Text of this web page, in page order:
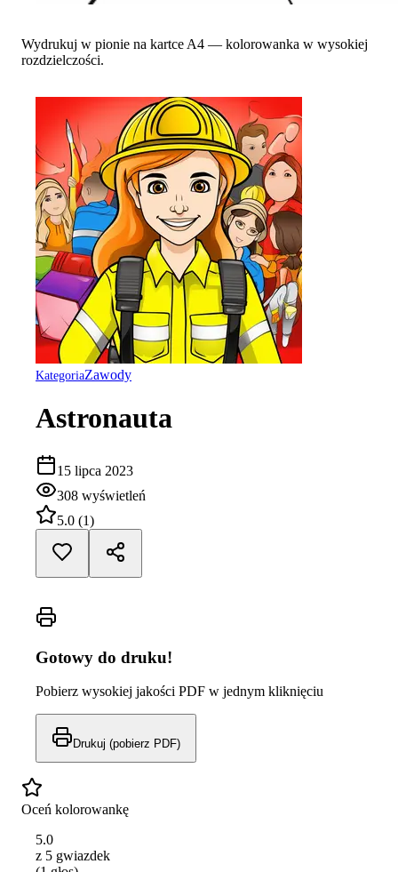
Wydrukuj w pionie na kartce A4 — kolorowanka w wysokiej
rozdzielczości.
KategoriaZawody
Astronauta
15 lipca 2023
308 wyświetleń
5.0 (1)
Gotowy do druku!
Pobierz wysokiej jakości PDF w jednym kliknięciu
Drukuj (pobierz PDF)
Oceń kolorowankę
5.0
z 5 gwiazdek